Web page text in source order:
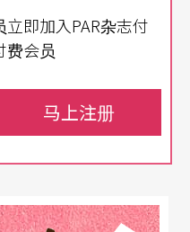
。
合两种文化元素，一
意，一方面又吸收邻
，创造出专属的混合
冯斯马戏团，即是魁
即加入PAR杂志付
费会员
马上注册